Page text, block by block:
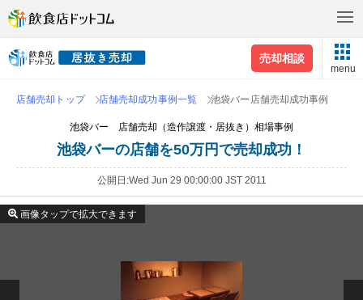
売却相談
menu
店舗売却トップ 店舗売却成功事例一覧 池袋バー店舗売却成功事例
池袋バー 店舗売却（造作譲渡・居抜き）相場事例
池袋バーの店舗を50万円で売却成功！
公開日 Wed Jun 29 00:00:00 JST 2011
画像タップで拡大できます